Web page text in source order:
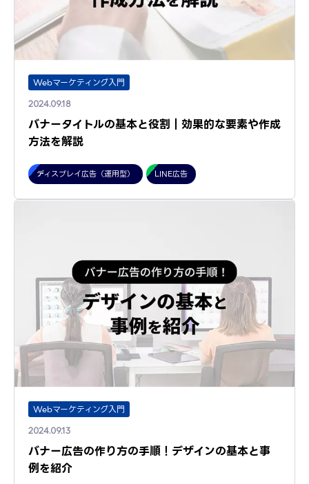
Webマーケティング入門
2024.09.18
バナータイトルの基本と役割｜効果的な要素や作成
方法を解説
ディスプレイ広告（運用型） LINE広告
Webマーケティング入門
2024.09.13
バナー広告の作り方の手順！デザインの基本と事
例を紹介